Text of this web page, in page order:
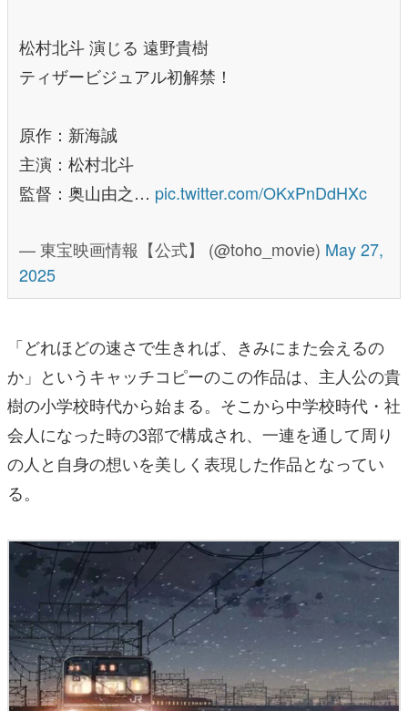
松村北斗 演じる 遠野貴樹
ティザービジュアル初解禁！
原作：新海誠
主演：松村北斗
監督：奥山由之… pic.twitter.com/OKxPnDdHXc
— 東宝映画情報【公式】 (@toho_movie) May 27,
2025
「どれほどの速さで生きれば、きみにまた会えるの
か」というキャッチコピーのこの作品は、主人公の貴
樹の小学校時代から始まる。そこから中学校時代・社
会人になった時の3部で構成され、一連を通して周り
の人と自身の想いを美しく表現した作品となってい
る。